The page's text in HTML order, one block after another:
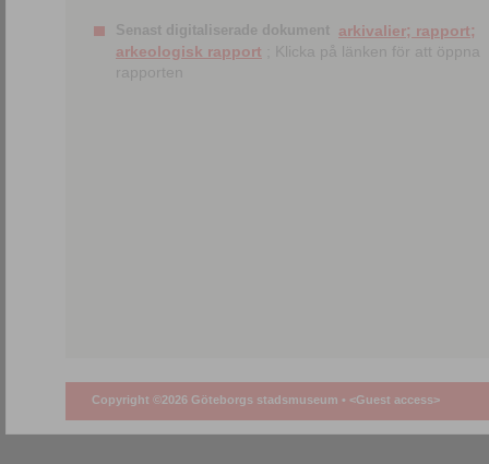
Senast digitaliserade dokument arkivalier; rapport;
arkeologisk rapport ; Klicka på länken för att öppna
rapporten
Copyright ©2026 Göteborgs stadsmuseum • <Guest access>